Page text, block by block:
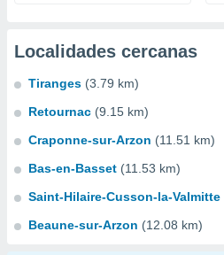
Localidades cercanas
Tiranges (3.79 km)
Retournac (9.15 km)
Craponne-sur-Arzon (11.51 km)
Bas-en-Basset (11.53 km)
Saint-Hilaire-Cusson-la-Valmitte
Beaune-sur-Arzon (12.08 km)